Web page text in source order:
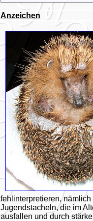
Anzeichen
fehlinterpretieren,
Jugendstacheln, die im
ausfallen und durch